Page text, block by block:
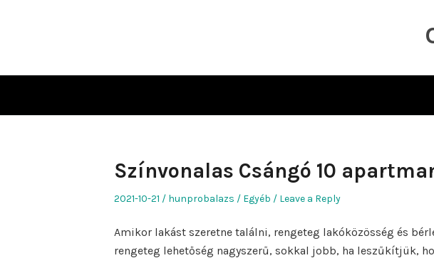
Színvonalas Csángó 10
Posted
2021-10-21 Author
hunprobalazs
Posted
Egyéb Leave a Reply
Amikor lakást szeretne találni, rengeteg lakóközösség és
rengeteg lehetőség nagyszerű, sokkal jobb, ha leszűkítjük,